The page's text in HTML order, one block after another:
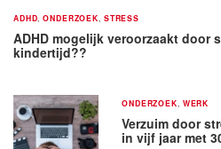
ADHD ,ONDERZOEK STRESS
ADHD mogelijk veroorzaakt door
kindertijd??
ONDERZOEK WERK
Verzuim door
in vijf jaar met